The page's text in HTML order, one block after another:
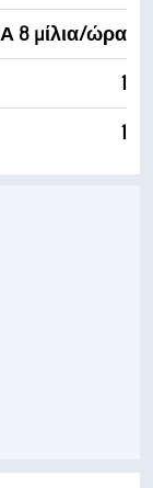
8 μίλια/ώρα
1
1